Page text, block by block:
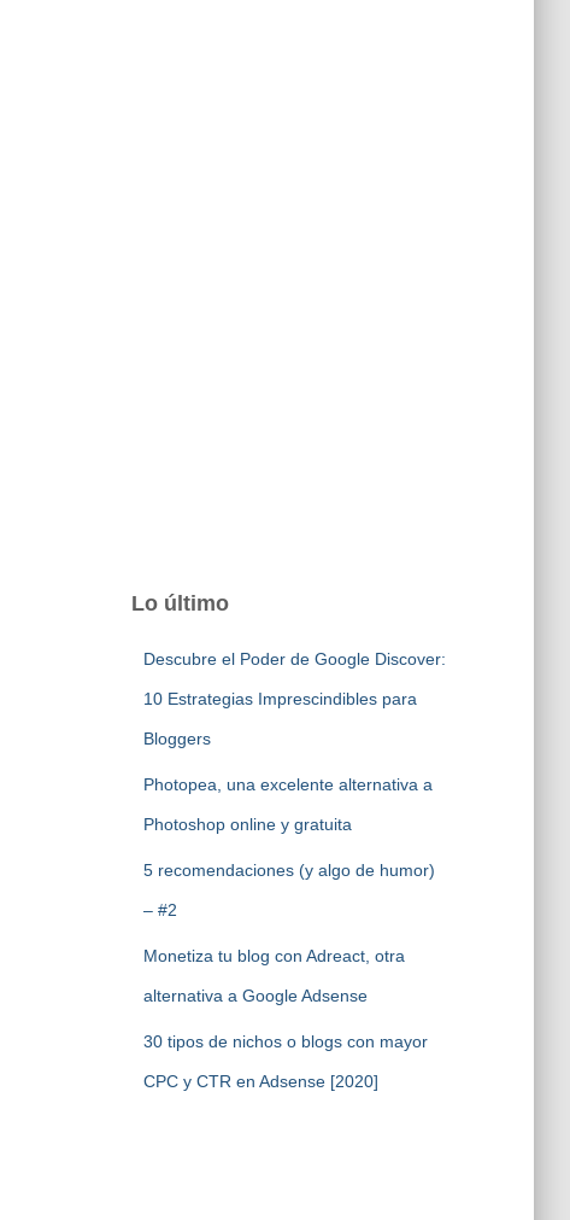
Lo último
Descubre el Poder de Google Discover:
10 Estrategias Imprescindibles para
Bloggers
Photopea, una excelente alternativa a
Photoshop online y gratuita
5 recomendaciones (y algo de humor)
– #2
Monetiza tu blog con Adreact, otra
alternativa a Google Adsense
30 tipos de nichos o blogs con mayor
CPC y CTR en Adsense [2020]